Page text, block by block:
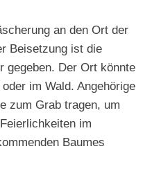
an den Ort der
Beisetzung ist die
gegeben. Der Ort könnte
im Wald. Angehörige
zum Grab tragen, um
im
Baumes